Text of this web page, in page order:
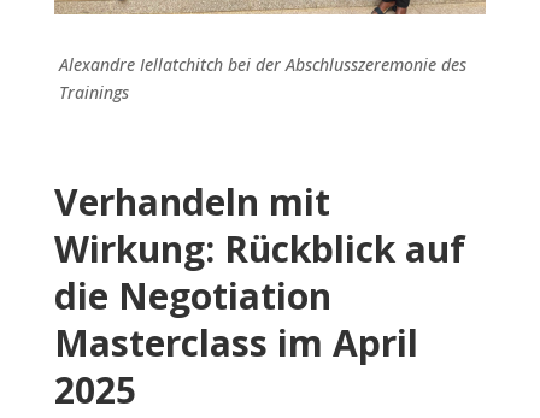
Alexandre Iellatchitch bei der Abschlusszeremonie des
Trainings
Verhandeln mit
Wirkung: Rückblick auf
die Negotiation
Masterclass im April
2025